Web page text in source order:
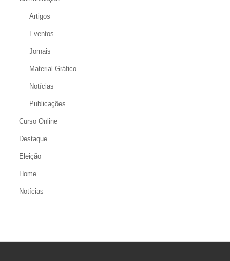
Artigos
Eventos
Jornais
Material Gráfico
Notícias
Publicações
Curso Online
Destaque
Eleição
Home
Notícias